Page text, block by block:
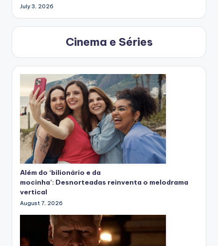
July 3, 2026
Cinema e Séries
Além do ‘bilionário e da
mocinha’: Desnorteadas reinventa o melodrama
vertical
August 7, 2026